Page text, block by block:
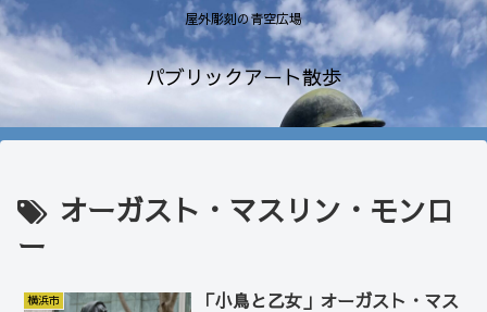
屋外彫刻の青空広場
パブリックアート散歩
オーガスト・マスリン・モンロ
ー
横浜市
「小鳥と乙女」オーガスト・マス